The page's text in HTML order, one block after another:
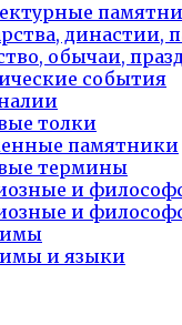
династии,
обычаи,
события
толки
памятники
термины
и
и
и языки